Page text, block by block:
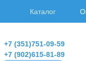
Каталог
+7 (351)751-09-59
+7 (902)615-81-89